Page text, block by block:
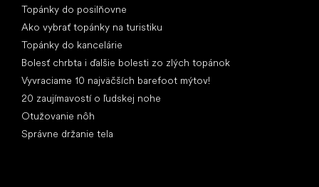
Topánky do posilňovne
Ako vybrať topánky na turistiku
Topánky do kancelárie
Bolesť chrbta i ďalšie bolesti zo zlých topánok
Vyvraciame 10 najväčších barefoot mýtov!
20 zaujímavostí o ľudskej nohe
Otužovanie nôh
Správne držanie tela